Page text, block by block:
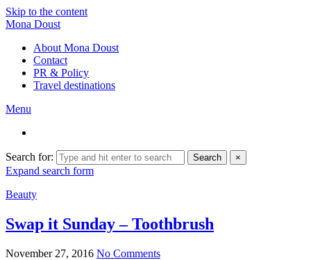
Skip to the content
Mona Doust
About Mona Doust
Contact
PR & Policy
Travel destinations
Menu
Search for: Search ×
Expand search form
Beauty
Swap it Sunday – Toothbrush
November 27, 2016 No Comments